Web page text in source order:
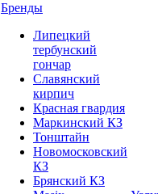
Бренды
Липецкий
тербунский
гончар
Славянский
кирпич
Красная гвардия
Маркинский КЗ
Тонштайн
Новомосковский
КЗ
Брянский КЗ